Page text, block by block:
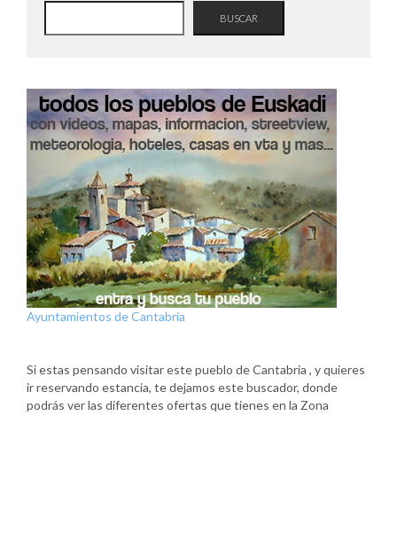
BUSCAR
Ayuntamientos de Cantabria
Si estas pensando visitar este pueblo de Cantabria , y quieres
ir reservando estancia, te dejamos este buscador, donde
podrás ver las diferentes ofertas que tienes en la Zona